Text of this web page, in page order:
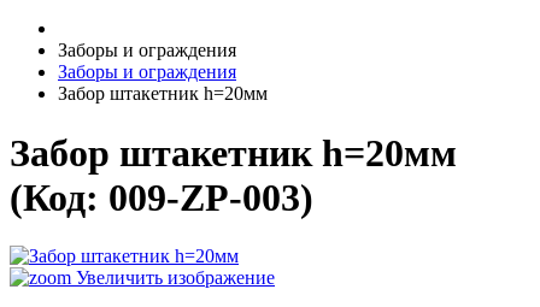
Заборы и ограждения
Заборы и ограждения
Забор штакетник h=20мм
Забор штакетник h=20мм
(Код: 009-ZP-003)
Увеличить изображение